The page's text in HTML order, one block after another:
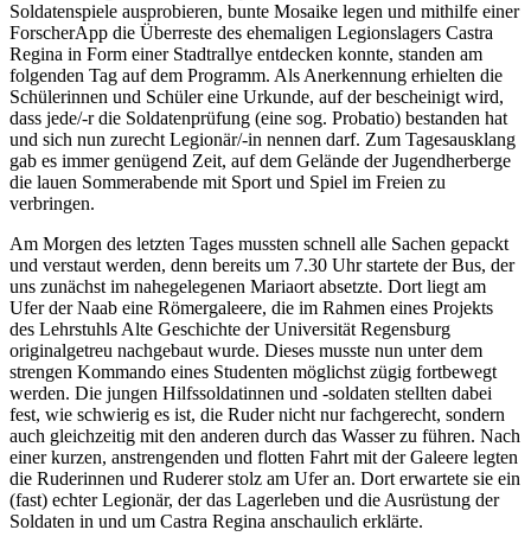
Soldatenspiele ausprobieren, bunte Mosaike legen und mithilfe einer
ForscherApp die Überreste des ehemaligen Legionslagers Castra
Regina in Form einer Stadtrallye entdecken konnte, standen am
folgenden Tag auf dem Programm. Als Anerkennung erhielten die
Schülerinnen und Schüler eine Urkunde, auf der bescheinigt wird,
dass jede/-r die Soldatenprüfung (eine sog. Probatio) bestanden hat
und sich nun zurecht Legionär/-in nennen darf. Zum Tagesausklang
gab es immer genügend Zeit, auf dem Gelände der Jugendherberge
die lauen Sommerabende mit Sport und Spiel im Freien zu
verbringen.
Am Morgen des letzten Tages mussten schnell alle Sachen gepackt
und verstaut werden, denn bereits um 7.30 Uhr startete der Bus, der
uns zunächst im nahegelegenen Mariaort absetzte. Dort liegt am
Ufer der Naab eine Römergaleere, die im Rahmen eines Projekts
des Lehrstuhls Alte Geschichte der Universität Regensburg
originalgetreu nachgebaut wurde. Dieses musste nun unter dem
strengen Kommando eines Studenten möglichst zügig fortbewegt
werden. Die jungen Hilfssoldatinnen und -soldaten stellten dabei
fest, wie schwierig es ist, die Ruder nicht nur fachgerecht, sondern
auch gleichzeitig mit den anderen durch das Wasser zu führen. Nach
einer kurzen, anstrengenden und flotten Fahrt mit der Galeere legten
die Ruderinnen und Ruderer stolz am Ufer an. Dort erwartete sie ein
(fast) echter Legionär, der das Lagerleben und die Ausrüstung der
Soldaten in und um Castra Regina anschaulich erklärte.